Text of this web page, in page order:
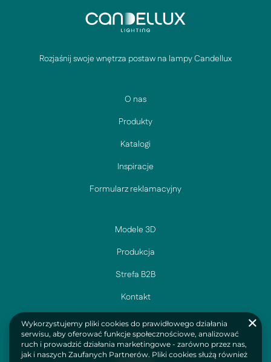
Rozjaśnij swoje wnętrza postaw na lampy Candellux
O nas
Produkty
Katalogi
Inspiracje
Formularz reklamacyjny
Modele 3D
Produkcja
Strefa B2B
Kontakt
Facebook
Wykorzystujemy pliki cookies do prawidłowego działania
serwisu, aby oferować funkcje społecznościowe, analizować
ruch i prowadzić działania marketingowe - zarówno przez nas,
jak i naszych Zaufanych Partnerów. Pliki cookies służą również